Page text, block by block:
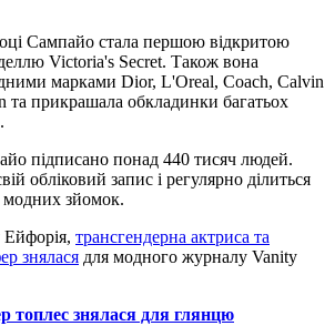
Сампайо стала першою відкритою
Victoria's Secret. Також вона
марками Dior, L'Oreal, Coach, Calvin
та прикрашала обкладинки багатьох
підписано понад 440 тисяч людей.
обліковий запис і регулярно ділиться
зйомок.
Ейфорія, трансгендерна актриса та
знялася для модного журналу Vanity
топлес знялася для глянцю